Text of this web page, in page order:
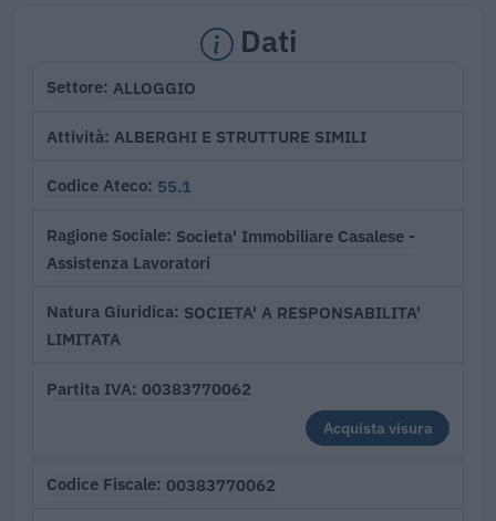
Dati
Settore ALLOGGIO
Attività ALBERGHI E STRUTTURE SIMILI
Codice Ateco 55.1
Ragione Sociale Societa' Immobiliare Casalese -
Assistenza Lavoratori
Natura Giuridica SOCIETA' A RESPONSABILITA'
LIMITATA
Partita IVA 00383770062
Acquista visura
Codice Fiscale 00383770062